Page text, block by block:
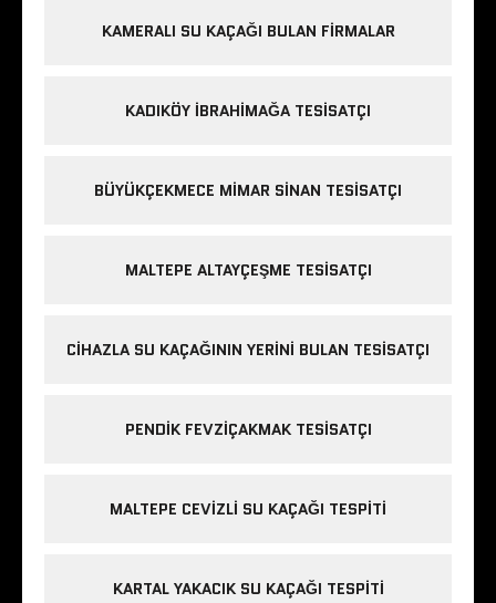
KAMERALI SU KAÇAĞI BULAN FIRMALAR
KADIKÖY IBRAHIMAĞA TESISATÇI
BÜYÜKÇEKMECE MIMAR SINAN TESISATÇI
MALTEPE ALTAYÇEŞME TESISATÇI
CIHAZLA SU KAÇAĞININ YERINI BULAN TESISATÇI
PENDIK FEVZIÇAKMAK TESISATÇI
MALTEPE CEVIZLI SU KAÇAĞI TESPITI
KARTAL YAKACIK SU KAÇAĞI TESPITI